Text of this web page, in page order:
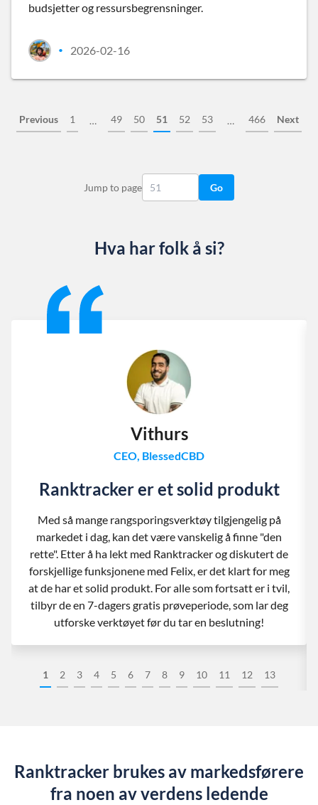
budsjetter og ressursbegrensninger.
• 2026-02-16
Previous 1 … 49 50 51 52 53 … 466 Next
Jump to page Go
Hva har folk å si?
1 2 3 4 5 6 7 8 9 10 11 12 13
Vithurs
CEO, BlessedCBD
Ranktracker er et solid produkt
Med så mange rangsporingsverktøy tilgjengelig på
markedet i dag, kan det være vanskelig å finne "den
rette". Etter å ha lekt med Ranktracker og diskutert de
forskjellige funksjonene med Felix, er det klart for meg
at de har et solid produkt. For alle som fortsatt er i tvil,
tilbyr de en 7-dagers gratis prøveperiode, som lar deg
utforske verktøyet før du tar en beslutning!
Ranktracker brukes av markedsførere
fra noen av verdens ledende